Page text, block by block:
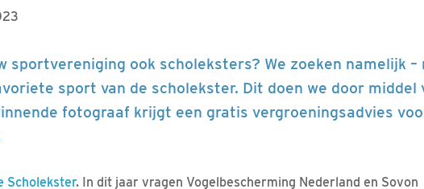
sportvereniging ook scholeksters? We zoeken namelijk –
sport van de scholekster. Dit doen we door middel
fotograaf krijgt een gratis vergroeningsadvies
Scholekster. In dit jaar vragen Vogelbescherming Nederland en Sovon